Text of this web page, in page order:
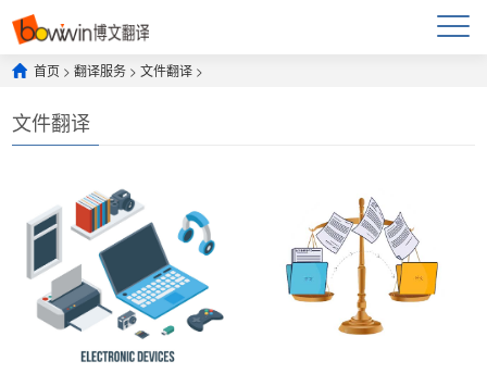
首页 >翻译服务 >文件翻译 >
文件翻译